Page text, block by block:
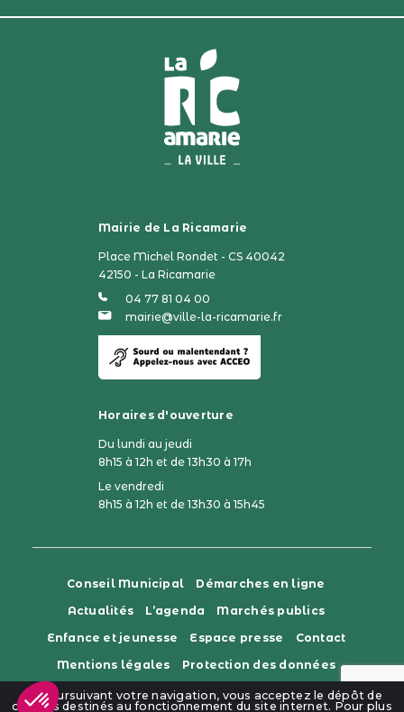
Mairie de La Ricamarie
Place Michel Rondet - CS 40042
42150 - La Ricamarie
04 77 81 04 00
mairie@ville-la-ricamarie.fr
Horaires d'ouverture
Du lundi au jeudi
8h15 à 12h et de 13h30 à 17h
Le vendredi
8h15 à 12h et de 13h30 à 15h45
Conseil Municipal
Démarches en ligne
Actualités
L’agenda
Marchés publics
Enfance et jeunesse
Espace presse
Contact
Mentions légales
Protection des données
Gestion des cookies
En poursuivant votre navigation, vous acceptez le dépôt de
cookies destinés au fonctionnement du site internet. Pour plus